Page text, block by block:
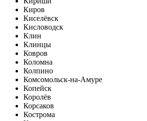
Киров
Киселёвск
Кисловодск
Клин
Клинцы
Ковров
Коломна
Колпино
Комсомольск-на-Амуре
Копейск
Королёв
Корсаков
Кострома